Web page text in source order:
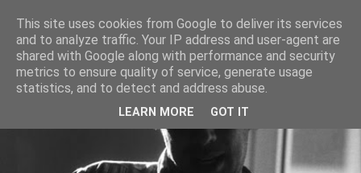
This site uses cookies from Google to deliver its services
and to analyze traffic. Your IP address and user-agent are
shared with Google along with performance and security
metrics to ensure quality of service, generate usage
statistics, and to detect and address abuse.
LEARN MORE GOT IT